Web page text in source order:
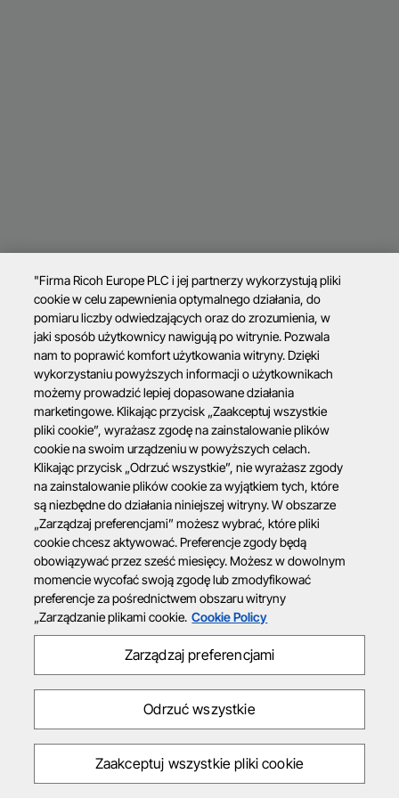
"Firma Ricoh Europe PLC i jej partnerzy wykorzystują pliki
cookie w celu zapewnienia optymalnego działania, do
pomiaru liczby odwiedzających oraz do zrozumienia, w
jaki sposób użytkownicy nawigują po witrynie. Pozwala
nam to poprawić komfort użytkowania witryny. Dzięki
wykorzystaniu powyższych informacji o użytkownikach
możemy prowadzić lepiej dopasowane działania
marketingowe. Klikając przycisk „Zaakceptuj wszystkie
pliki cookie”, wyrażasz zgodę na zainstalowanie plików
cookie na swoim urządzeniu w powyższych celach.
Klikając przycisk „Odrzuć wszystkie”, nie wyrażasz zgody
na zainstalowanie plików cookie za wyjątkiem tych, które
są niezbędne do działania niniejszej witryny. W obszarze
„Zarządzaj preferencjami” możesz wybrać, które pliki
cookie chcesz aktywować. Preferencje zgody będą
obowiązywać przez sześć miesięcy. Możesz w dowolnym
momencie wycofać swoją zgodę lub zmodyfikować
preferencje za pośrednictwem obszaru witryny
„Zarządzanie plikami cookie. Cookie Policy
Zarządzaj preferencjami
Odrzuć wszystkie
Zaakceptuj wszystkie pliki cookie